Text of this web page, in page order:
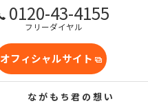
0120-43-4155
フリーダイヤル
オフィシャルサイト
ながもち君の想い